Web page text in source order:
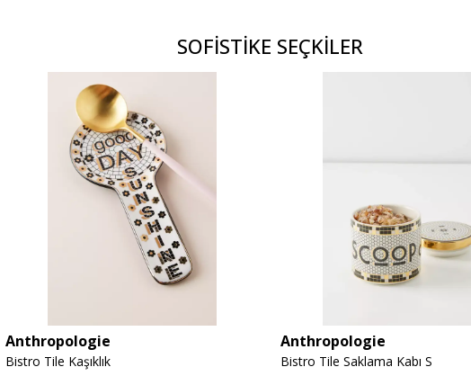
SOFİSTİKE SEÇKİLER
Anthropologie
Bistro Tile Kaşıklık
Anthropologie
Bistro Tile Saklama Kabı S